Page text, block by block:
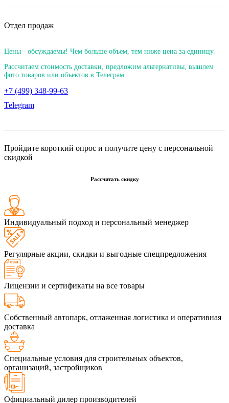
Отдел продаж
Цены - обсуждаемы! Чем больше объем, тем ниже цена за единицу.
Рассчитаем стоимость доставки, предложим альтернативы, вышлем
фото товаров или объектов в Телеграм.
+7 (499) 348-99-63
Telegram
Пройдите короткий опрос и получите цену с персональной
скидкой
Рассчитать скидку
Индивидуальный подход и персональный менеджер
Регулярные акции, скидки и выгодные спецпредложения
Лицензии и сертификаты на все товары
Собственный автопарк, отлаженная логистика и оперативная
доставка
Специальные условия для строительных объектов,
организаций, застройщиков
Официальный дилер производителей